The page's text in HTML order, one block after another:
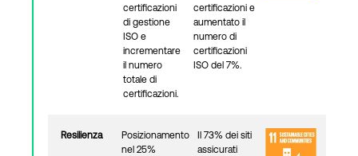
certificazioni
di gestione
ISO e
incrementare
il numero
totale di
certificazioni.
certificazioni e
aumentato il
numero di
certificazioni
ISO del 7%.
Resilienza
Posizionamento
nel 25%
Il 73% dei siti
assicurati